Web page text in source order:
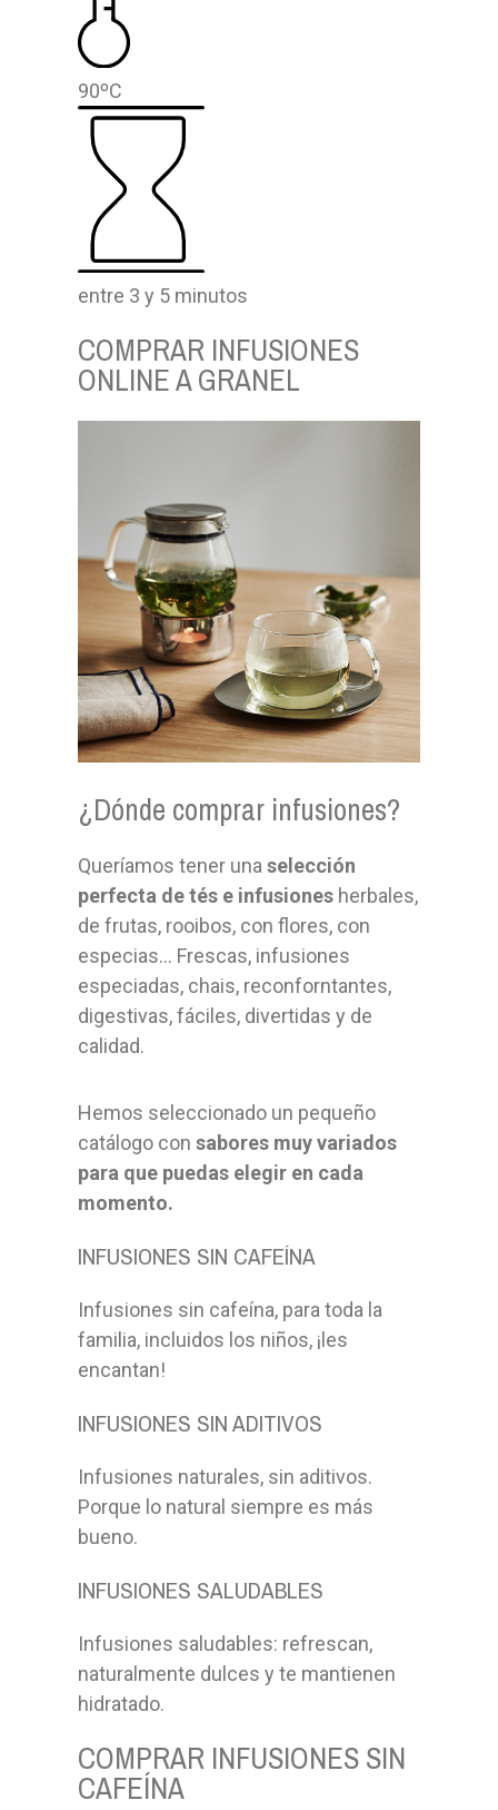
90ºC
entre 3 y 5 minutos
COMPRAR INFUSIONES
ONLINE A GRANEL
¿Dónde comprar infusiones?
Queríamos tener unaselección
perfecta de tés e infusiones herbales,
de frutas, rooibos, con flores, con
especias... Frescas, infusiones
especiadas, chais, reconforntantes,
digestivas, fáciles, divertidas y de
calidad.
Hemos seleccionado un pequeño
catálogo consabores muy variados
para que puedas elegir en cada
momento.
INFUSIONES SIN CAFEÍNA
Infusiones sin cafeína, para toda la
familia, incluidos los niños, ¡les
encantan!
INFUSIONES SIN ADITIVOS
Infusiones naturales, sin aditivos.
Porque lo natural siempre es más
bueno.
INFUSIONES SALUDABLES
Infusiones saludables: refrescan,
naturalmente dulces y te mantienen
hidratado.
COMPRAR INFUSIONES SIN
CAFEÍNA